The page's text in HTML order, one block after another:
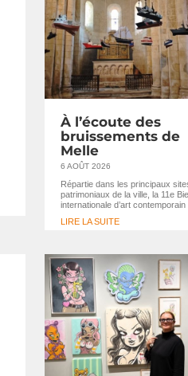
À l’écoute des
bruissements de
Melle
6 AOÛT 2026
Répartie dans les principaux
patrimoniaux de la ville, la 11e
internationale d’art contemporain
LIRE LA SUITE